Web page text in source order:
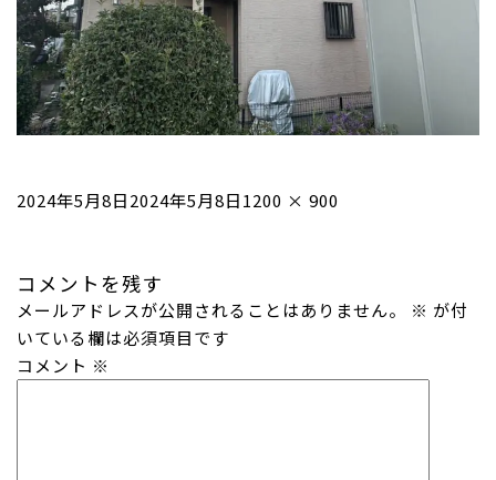
投
2024年5月8日2024年5月8日フ
ズ
1200 × 900
コメントを残す
メールアドレスが公開されることはありません。 ※ が付
いている欄は必須項目です
コメント ※